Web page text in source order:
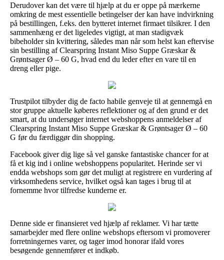
Derudover kan det være til hjælp at du er oppe på mærkerne
omkring de mest essentielle betingelser der kan have indvirkning
på bestillingen, f.eks. den bytteret internet firmaet tilsikrer. I den
sammenhæng er det ligeledes vigtigt, at man stadigvæk
bibeholder sin kvittering, således man når som helst kan eftervise
sin bestilling af Clearspring Instant Miso Suppe Græskar &
Grøntsager Ø – 60 G, hvad end du leder efter en vare til en
dreng eller pige.
Trustpilot tilbyder dig de facto habile genveje til at gennemgå en
stor gruppe aktuelle køberes reflektioner og af den grund er det
smart, at du undersøger internet webshoppens anmeldelser af
Clearspring Instant Miso Suppe Græskar & Grøntsager Ø – 60
G før du færdiggør din shopping.
Facebook giver dig lige så vel ganske fantastiske chancer for at
få et kig ind i online webshoppens popularitet. Herinde ser vi
endda webshops som gør det muligt at registrere en vurdering af
virksomhedens service, hvilket også kan tages i brug til at
fornemme hvor tilfredse kunderne er.
Denne side er finansieret ved hjælp af reklamer. Vi har tætte
samarbejder med flere online webshops eftersom vi promoverer
forretningernes varer, og tager imod honorar ifald vores
besøgende gennemfører et indkøb.